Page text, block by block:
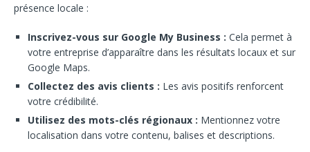
présence locale :
Inscrivez-vous sur Google My Business : Cela permet à
votre entreprise d’apparaître dans les résultats locaux et sur
Google Maps.
Collectez des avis clients : Les avis positifs renforcent
votre crédibilité.
Utilisez des mots-clés régionaux : Mentionnez votre
localisation dans votre contenu, balises et descriptions.